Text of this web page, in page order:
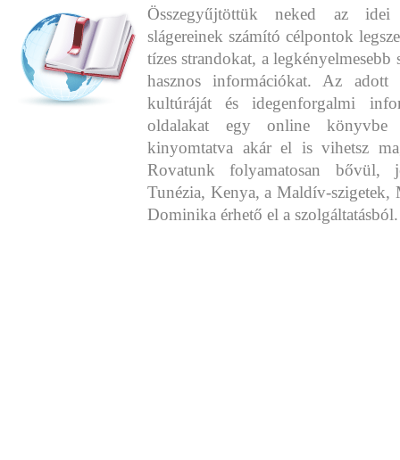
Összegyűjtöttük neked az idei
slágereinek számító célpontok
tízes strandokat, a legkényelmesebb
hasznos információkat. Az adott
kultúráját és idegenforgalmi
oldalakat egy online könyvbe
kinyomtatva akár el is vihetsz
Rovatunk folyamatosan bővül,
Tunézia, Kenya, a Maldív-
Dominika érhető el a szolgáltatásból.